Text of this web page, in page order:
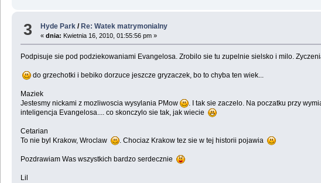
3 Hyde Park / Re: Watek matrymonialny
«dnia: Kwietnia 16, 2010, 01:55:56 pm »
Podpisuje sie pod podziekowaniami Evangelosa. Zrobilo sie tu zupelnie sielsko i milo.
do grzechotki i bebiko dorzuce jeszcze gryzaczek, bo to chyba ten wiek...
Maziek
Jestesmy nickami z mozliwoscia wysylania PMow
. I tak sie zaczelo. Na poczatku przy
inteligencja Evangelosa.... co skonczylo sie tak, jak wiecie
Cetarian
To nie byl Krakow, Wroclaw
. Chociaz Krakow tez sie w tej historii pojawia
Pozdrawiam Was wszystkich bardzo serdecznie
Lil